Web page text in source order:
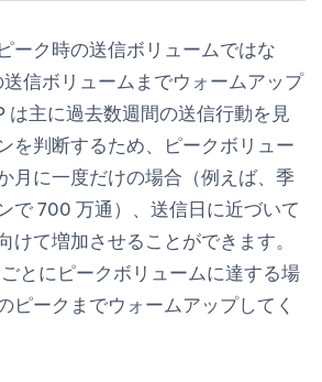
ーク時の送信ボリュームではな
送信ボリュームまでウォームアップ
は主に過去数週間の送信行動を見
を判断するため、ピークボリュー
月に一度だけの場合（例えば、季
で 700 万通）、送信日に近づいて
けて増加させることができます。
とにピークボリュームに達する場
ピークまでウォームアップしてく